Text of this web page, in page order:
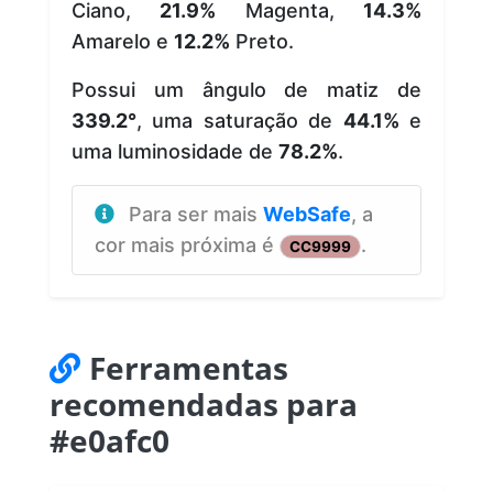
Ciano, 21.9% Magenta, 14.3%
Amarelo e 12.2% Preto.
Possui um ângulo de matiz de
339.2°, uma saturação de 44.1% e
uma luminosidade de 78.2%.
Para ser mais WebSafe, a
cor mais próxima é
CC9999 .
Ferramentas
recomendadas para
#e0afc0